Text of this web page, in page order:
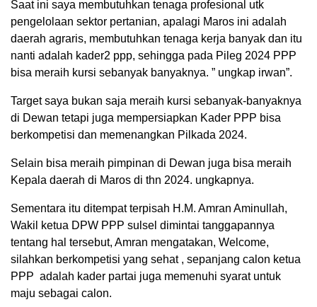
Saat ini saya membutuhkan tenaga profesional utk
pengelolaan sektor pertanian, apalagi Maros ini adalah
daerah agraris, membutuhkan tenaga kerja banyak dan itu
nanti adalah kader2 ppp, sehingga pada Pileg 2024 PPP
bisa meraih kursi sebanyak banyaknya. ” ungkap irwan”.
Target saya bukan saja meraih kursi sebanyak-banyaknya
di Dewan tetapi juga mempersiapkan Kader PPP bisa
berkompetisi dan memenangkan Pilkada 2024.
Selain bisa meraih pimpinan di Dewan juga bisa meraih
Kepala daerah di Maros di thn 2024. ungkapnya.
Sementara itu ditempat terpisah H.M. Amran Aminullah,
Wakil ketua DPW PPP sulsel dimintai tanggapannya
tentang hal tersebut, Amran mengatakan, Welcome,
silahkan berkompetisi yang sehat , sepanjang calon ketua
PPP adalah kader partai juga memenuhi syarat untuk
maju sebagai calon.